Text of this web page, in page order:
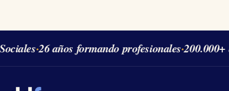
·26 años formando profesionales·200.000+